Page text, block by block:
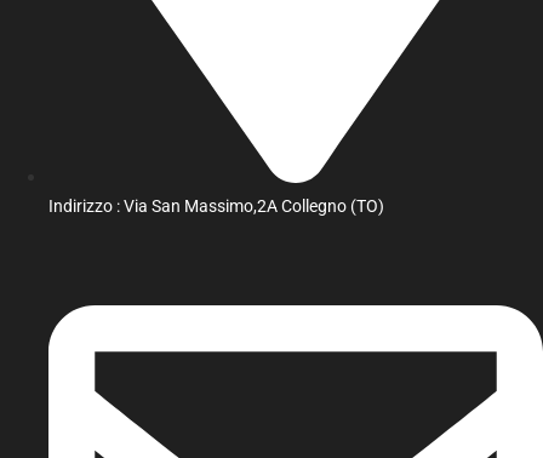
Indirizzo : Via San Massimo,2A Collegno (TO)